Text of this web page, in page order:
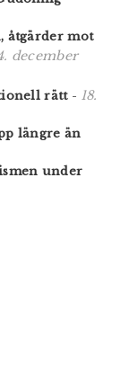
åtgärder mot
december
rätt- 18.
längre än
under